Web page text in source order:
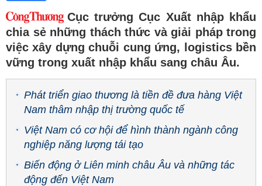
Cục trưởng Cục Xuất nhập khẩu
chia sẻ những thách thức và giải pháp trong
việc xây dựng chuỗi cung ứng, logistics bền
vững trong xuất nhập khẩu sang châu Âu.
Phát triển giao thương là tiền đề đưa hàng Việt
Nam thâm nhập thị trường quốc tế
Việt Nam có cơ hội để hình thành ngành công
nghiệp năng lượng tái tạo
Biến động ở Liên minh châu Âu và những tác
động đến Việt Nam